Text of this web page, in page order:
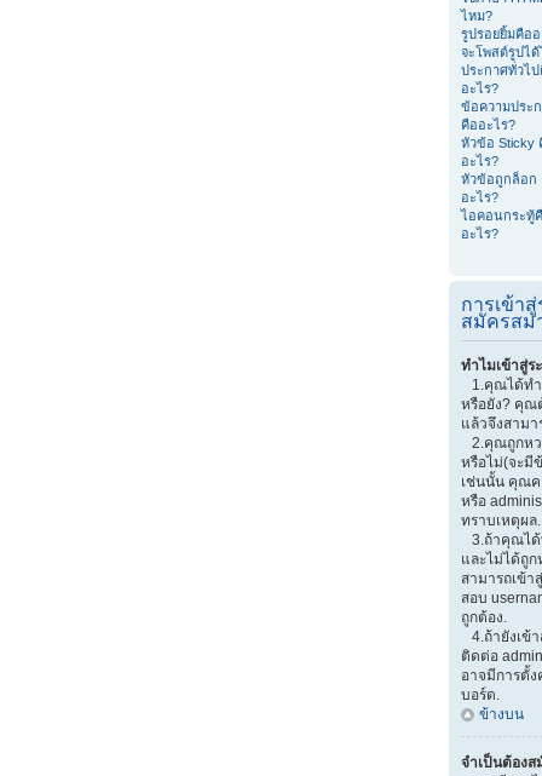
ไหม?
รูปรอยยิ้มคืออ
จะโพสต์รูปไ
ประกาศทั่วไ
อะไร?
ข้อความประ
คืออะไร?
หัวข้อ Sticky
อะไร?
หัวข้อถูกล็อก
อะไร?
ไอคอนกระทู้
อะไร?
การเข้า
สมัครสม
ทำไมเข้าสู่ร
1.คุณได้ทำ
หรือยัง? คุณ
แล้วจึงสามา
2.คุณถูกหว
หรือไม่(จะมี
เช่นนั้น คุณค
หรือ
ทราบเหตุผล.
3.ถ้าคุณได้
และไม่ได้ถู
สามารถเข้
สอบ
ถูกต้อง.
4.ถ้ายังเข้
ติดต่อ
อาจมีการตั้
บอร์ด.
ข้างบน
จำเป็นต้อง